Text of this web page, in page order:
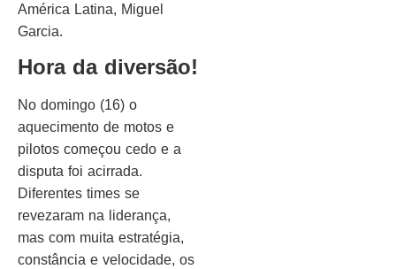
América Latina, Miguel
Garcia.
Hora da diversão!
No domingo (16) o
aquecimento de motos e
pilotos começou cedo e a
disputa foi acirrada.
Diferentes times se
revezaram na liderança,
mas com muita estratégia,
constância e velocidade, os